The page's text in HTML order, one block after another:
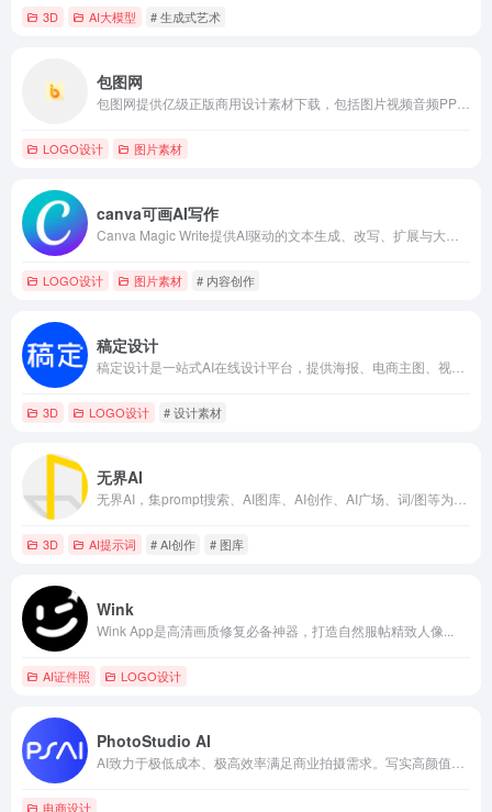
3D AI大模型 # 生成式艺术
包图网
LOGO设计 图片素材
canva可画AI写作
LOGO设计 图片素材 # 内容创作
稿定设计
3D LOGO设计 # 设计素材
无界AI
3D AI提示词 # AI创作 # 图库
Wink
Wink App是高清画质修复必备神器，打造自然服帖精致人像...
AI证件照 LOGO设计
PhotoStudio AI
电商设计